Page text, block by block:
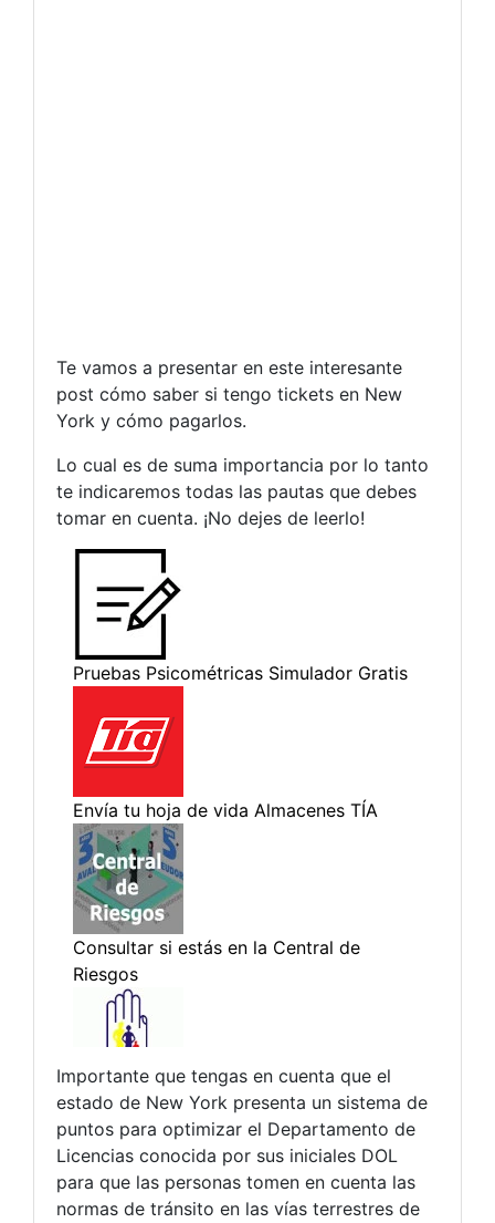
Te vamos a presentar en este interesante
post cómo saber si tengo tickets en New
York y cómo pagarlos.
Lo cual es de suma importancia por lo tanto
te indicaremos todas las pautas que debes
tomar en cuenta. ¡No dejes de leerlo!
Importante que tengas en cuenta que el
estado de New York presenta un sistema de
puntos para optimizar el Departamento de
Licencias conocida por sus iniciales DOL
para que las personas tomen en cuenta las
normas de tránsito en las vías terrestres de